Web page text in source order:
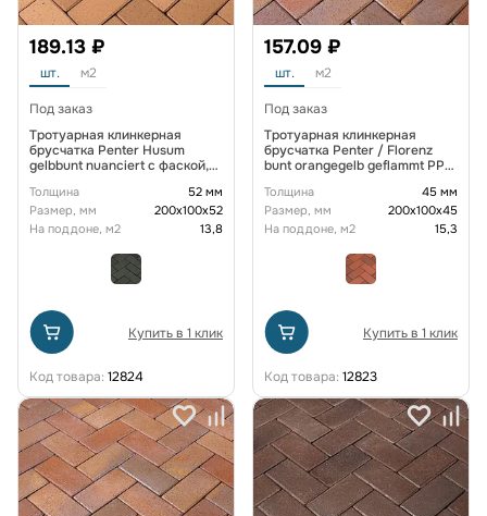
189.13 ₽
шт. м2
Под заказ
Тротуарная клинкерная
брусчатка Penter Husum
gelbbunt nuanciert с фаской,
Толщина
52 мм
Размер, мм
200х100х52
На поддоне, м2
13,8
Купить в 1 клик
Код товара: 12824
157.09 ₽
шт. м2
Под заказ
Тротуарная клинкерная
брусчатка Penter / Florenz
bunt orangegelb geflammt PPK
Толщина
45 мм
Размер, мм
200х100х45
На поддоне, м2
15,3
Купить в 1 клик
Код товара: 12823